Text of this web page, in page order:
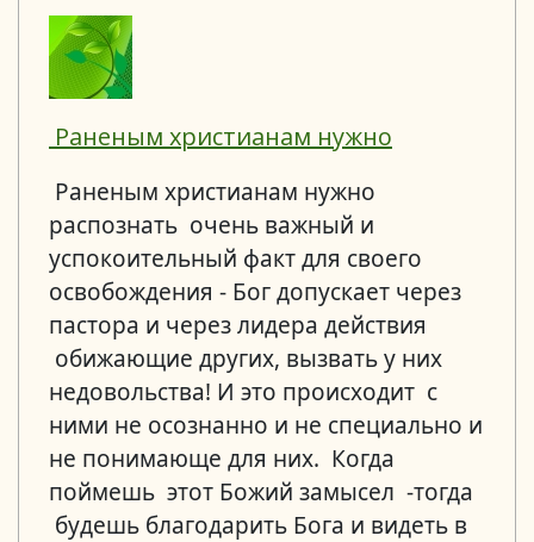
Раненым христианам нужно
Раненым христианам нужно
распознать очень важный и
успокоительный факт для своего
освобождения - Бог допускает через
пастора и через лидера действия
обижающие других, вызвать у них
недовольства! И это происходит с
ними не осознанно и не специально и
не понимающе для них. Когда
поймешь этот Божий замысел -тогда
будешь благодарить Бога и видеть в